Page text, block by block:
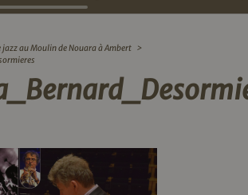
jazz au Moulin de Nouara à Ambert >